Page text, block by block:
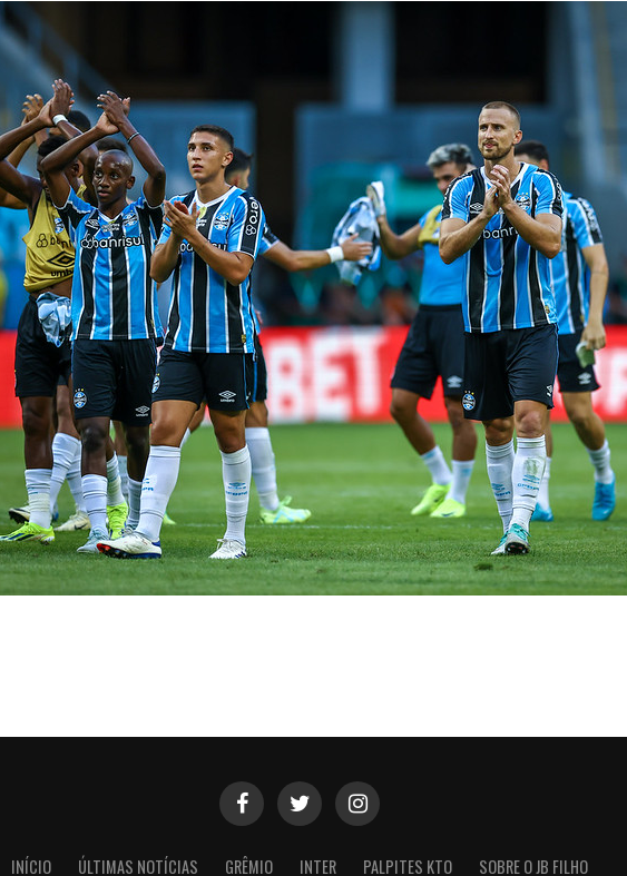
INÍCIO ÚLTIMAS NOTÍCIAS GRÊMIO INTER PALPITES KTO SOBRE O JB FILHO